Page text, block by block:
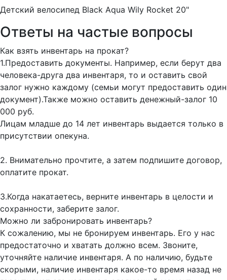
Детский велосипед Black Aqua Wily Rocket 20"
Ответы на частые вопросы
Как взять инвентарь на прокат?
1.Предоставить документы. Например, если берут два
человека-друга два инвентаря, то и оставить свой
залог нужно каждому (семьи могут предоставить один
документ).Также можно оставить денежный-залог 10
000 руб.
Лицам младше до 14 лет инвентарь выдается только в
присутствии опекуна.
2. Внимательно прочтите, а затем подпишите договор,
оплатите прокат.
3.Когда накатаетесь, верните инвентарь в целости и
сохранности, заберите залог.
Можно ли забронировать инвентарь?
К сожалению, мы не бронируем инвентарь. Его у нас
предостаточно и хватать должно всем. Звоните,
уточняйте наличие инвентаря. А по наличию, будьте
скорыми, наличие инвентаря какое-то время назад не